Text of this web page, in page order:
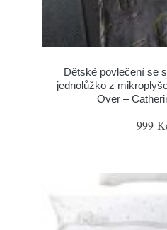
Dětské povlečení se
jednolůžko z
Over –
999